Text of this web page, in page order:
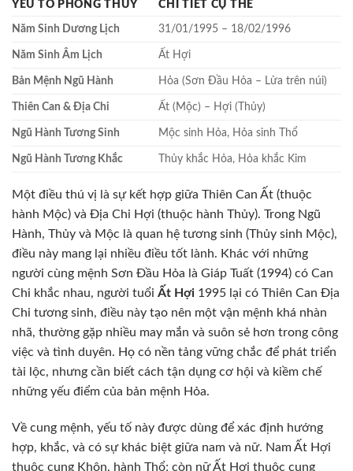
YẾU TỐ PHONG THỦY CHI TIẾT CỤ THỂ
Năm Sinh Dương Lịch 31/01/1995 – 18/02/1996
Năm Sinh Âm Lịch Ất Hợi
Bản Mệnh Ngũ Hành Hỏa (Sơn Đầu Hỏa – Lửa trên núi)
Thiên Can & Địa Chi Ất (Mộc) – Hợi (Thủy)
Ngũ Hành Tương Sinh Mộc sinh Hỏa, Hỏa sinh Thổ
Ngũ Hành Tương Khắc Thủy khắc Hỏa, Hỏa khắc Kim
Một điều thú vị là sự kết hợp giữa Thiên Can Ất (thuộc
hành Mộc) và Địa Chi Hợi (thuộc hành Thủy). Trong Ngũ
Hành, Thủy và Mộc là quan hệ tương sinh (Thủy sinh Mộc),
điều này mang lại nhiều điều tốt lành. Khác với những
người cùng mệnh Sơn Đầu Hỏa là Giáp Tuất (1994) có Can
Chi khắc nhau, người tuổi Ất Hợi 1995 lại có Thiên Can Địa
Chi tương sinh, điều này tạo nên một vận mệnh khá nhàn
nhã, thường gặp nhiều may mắn và suôn sẻ hơn trong công
việc và tình duyên. Họ có nền tảng vững chắc để phát triển
tài lộc, nhưng cần biết cách tận dụng cơ hội và kiềm chế
những yếu điểm của bản mệnh Hỏa.
Về cung mệnh, yếu tố này được dùng để xác định hướng
hợp, khắc, và có sự khác biệt giữa nam và nữ. Nam Ất Hợi
thuộc cung Khôn, hành Thổ; còn nữ Ất Hợi thuộc cung